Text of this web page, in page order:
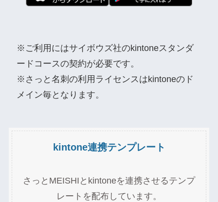
※ご利用にはサイボウズ社のkintoneスタンダ
ードコースの契約が必要です。
※さっと名刺の利用ライセンスはkintoneのド
メイン毎となります。
kintone連携テンプレート
さっとMEISHIとkintoneを連携させるテンプ
レートを配布しています。